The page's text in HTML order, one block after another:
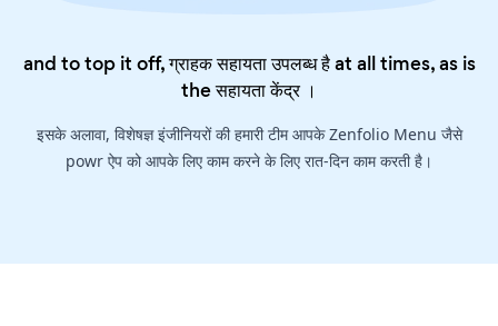
and to top it off, ग्राहक सहायता उपलब्ध है at all times, as is
theसहायता केंद्र।
इसके अलावा, विशेषज्ञ इंजीनियरों की हमारी टीम आपके Zenfolio Menu जैसे
powr ऐप को आपके लिए काम करने के लिए रात-दिन काम करती है।